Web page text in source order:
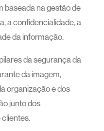
baseada na gestão de
a confidencialidade, a
da informação.
da segurança da
da imagem,
organização e dos
junto dos